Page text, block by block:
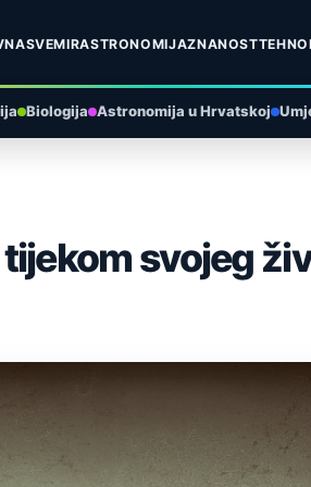
SVEMIRASTRONOMIJAZNANOST
Biologija Astronomija u Hrvatskoj
svojeg